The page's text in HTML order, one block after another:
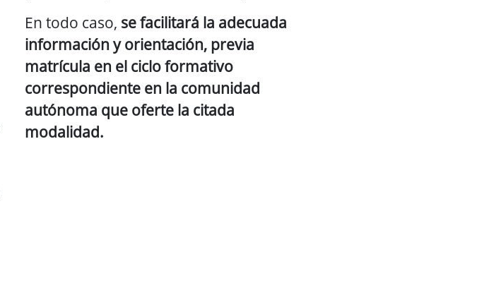
En todo caso, se facilitará la adecuada
información y orientación, previa
matrícula en el ciclo formativo
correspondiente en la comunidad
autónoma que oferte la citada
modalidad.